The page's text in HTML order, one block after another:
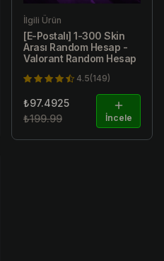
İlgili Ürün
[E-Postalı] 1-300 Skin
Arası Random Hesap -
Valorant Random Hesap
4.5(149)
₺97.4925
₺199.99
İncele